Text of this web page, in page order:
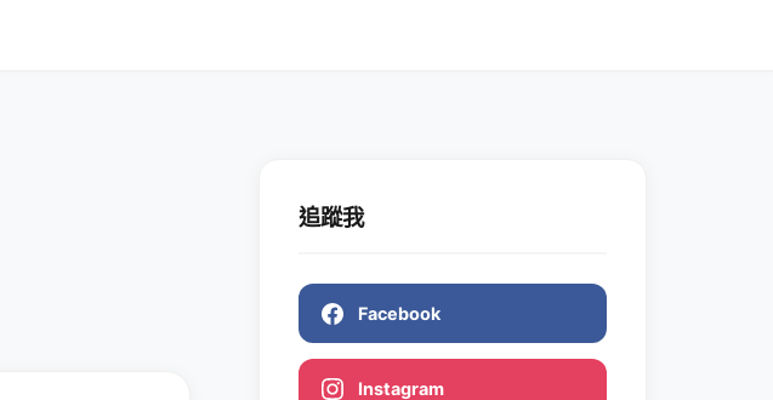
追蹤我
Facebook
Instagram